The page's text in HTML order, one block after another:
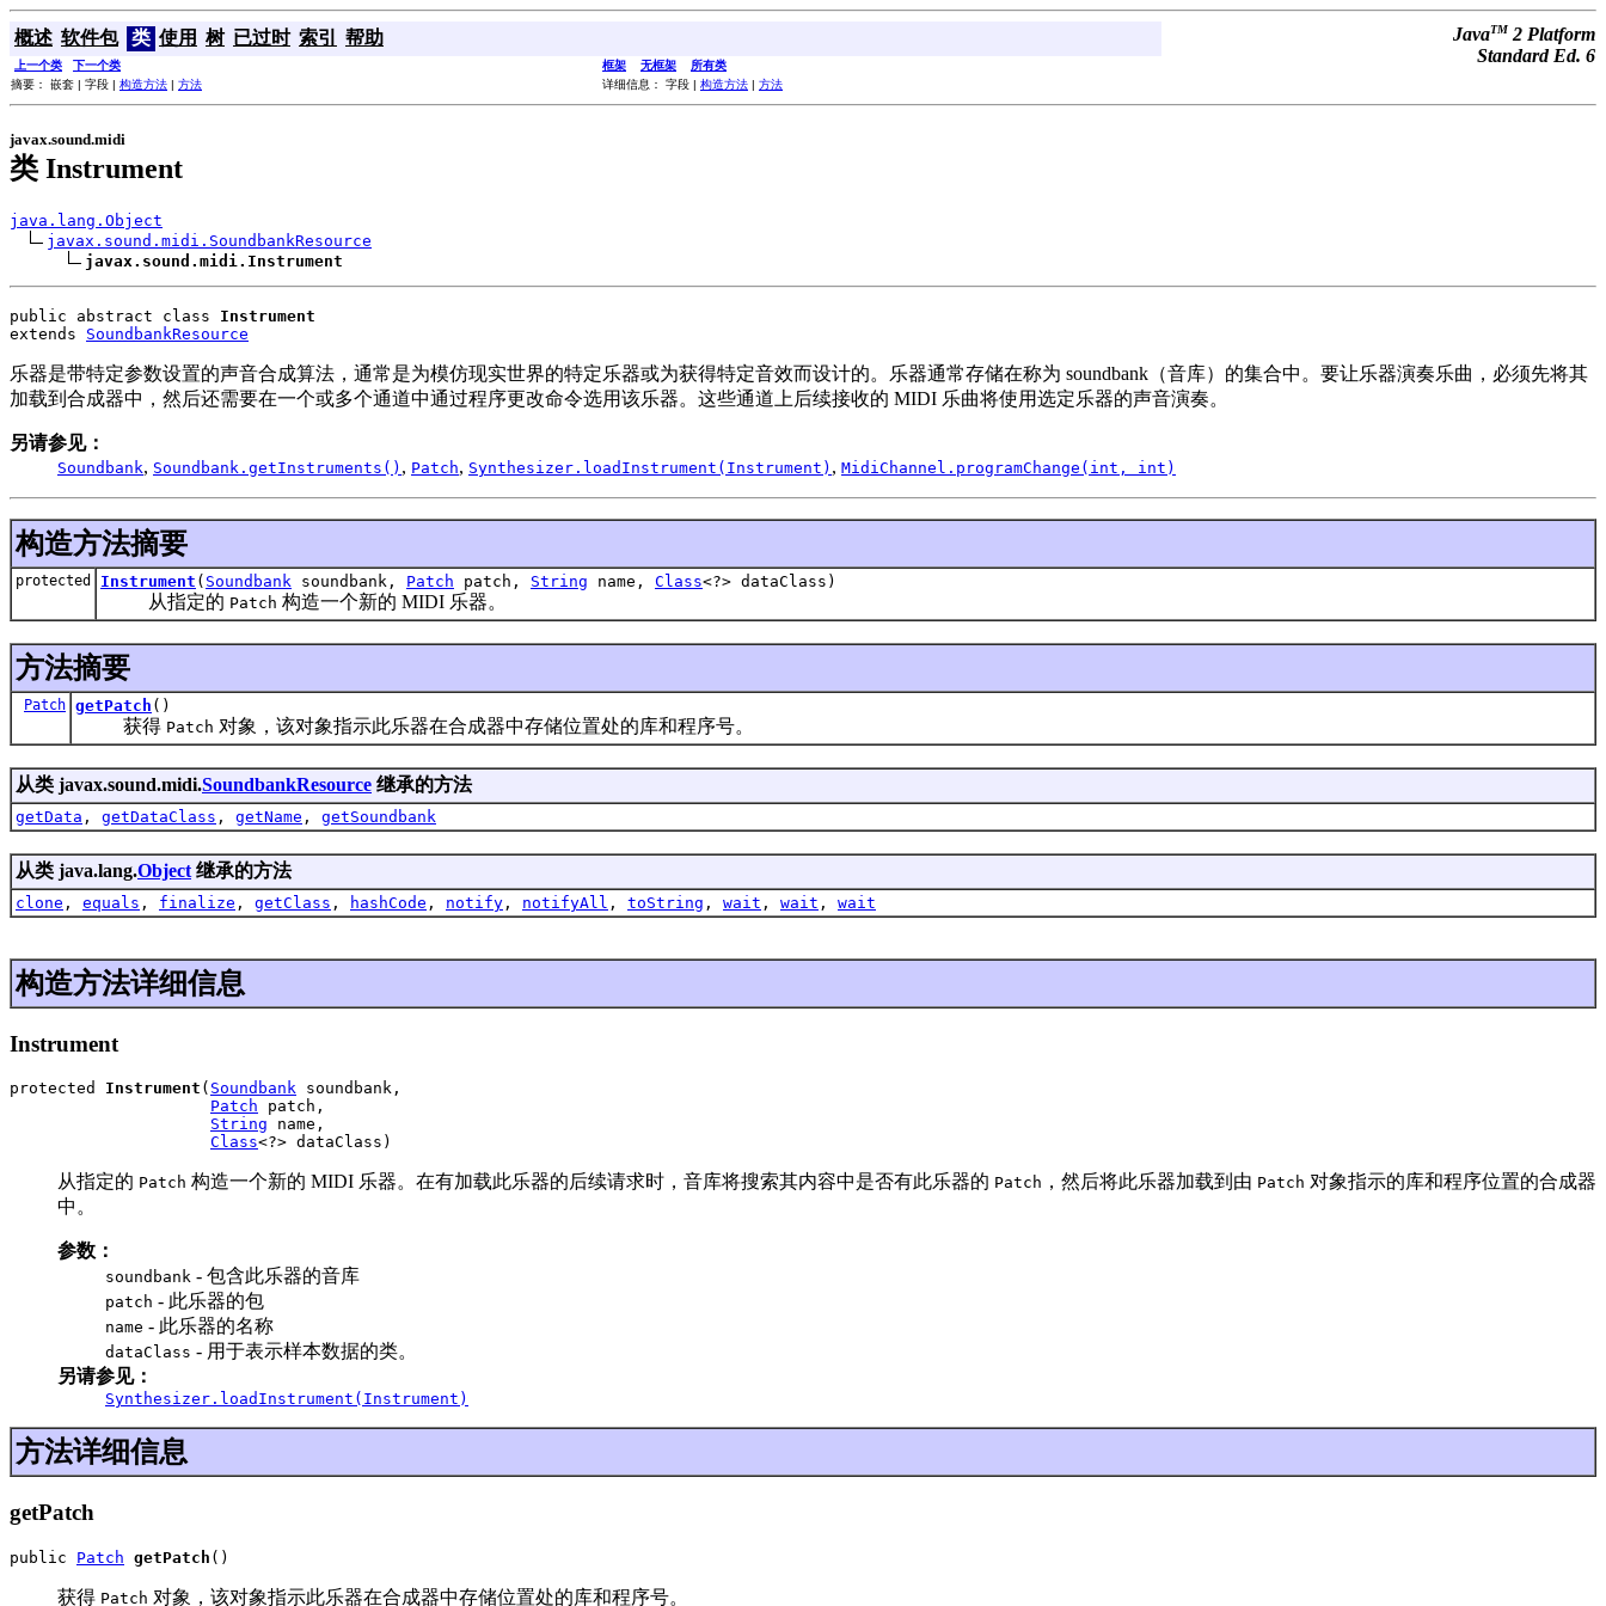
概述 软件包 类 使用 树 已过时 索引 帮助 JavaTM 2 Platform
Standard Ed. 6
上一个类 下一个类 框架 无框架
所有类
摘要： 嵌套 | 字段 | 构造方法 | 方法 详细信息： 字段 | 构造方法 | 方法
javax.sound.midi
类 Instrument
java.lang.Object
javax.sound.midi.SoundbankResource
javax.sound.midi.Instrument
public abstract class Instrument
extends SoundbankResource
乐器是带特定参数设置的声音合成算法，通常是为模仿现实世界的特定乐器或为获得特定音效而设计的。乐器通常存储在称为 soundbank（音库）的集合中。要让乐器演奏乐曲，必须先将其
加载到合成器中，然后还需要在一个或多个通道中通过程序更改命令选用该乐器。这些通道上后续接收的 MIDI 乐曲将使用选定乐器的声音演奏。
另请参见：
Soundbank, Soundbank.getInstruments() , Patch, Synthesizer.loadInstrument(Instrument) , MidiChannel.programChange(int, int)
构造方法摘要
protected Instrument ( Soundbank soundbank, Patch patch, String name, Class<?> dataClass)
从指定的 Patch 构造一个新的 MIDI 乐器。
方法摘要
Patch getPatch ()
获得 Patch 对象，该对象指示此乐器在合成器中存储位置处的库和程序号。
从类 javax.sound.midi.SoundbankResource 继承的方法
getData , getDataClass , getName , getSoundbank
从类 java.lang.Object 继承的方法
clone , equals , finalize , getClass , hashCode , notify , notifyAll , toString , wait , wait , wait
构造方法详细信息
Instrument
protected Instrument ( Soundbank soundbank,
Patch patch,
String name,
Class<?> dataClass)
从指定的 Patch 构造一个新的 MIDI 乐器。在有加载此乐器的后续请求时，音库将搜索其内容中是否有此乐器的 Patch ，然后将此乐器加载到由 Patch 对象指示的库和程序位置的合成器
中。
参数：
soundbank - 包含此乐器的音库
patch - 此乐器的包
name - 此乐器的名称
dataClass - 用于表示样本数据的类。
另请参见：
Synthesizer.loadInstrument(Instrument)
方法详细信息
getPatch
public Patch getPatch ()
获得 Patch 对象，该对象指示此乐器在合成器中存储位置处的库和程序号。